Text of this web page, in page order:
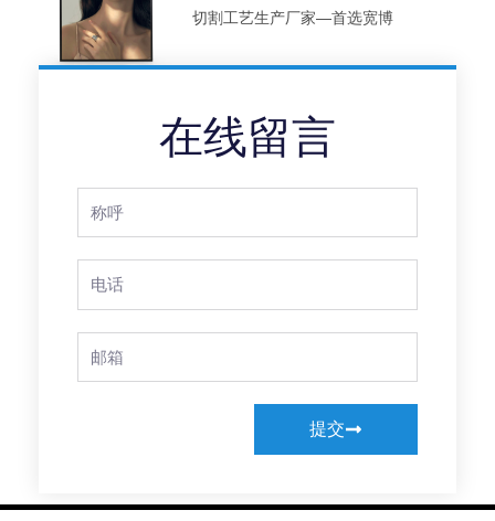
切割工艺生产厂家—首选宽博
在线留言
Name
Phone
Email
提交